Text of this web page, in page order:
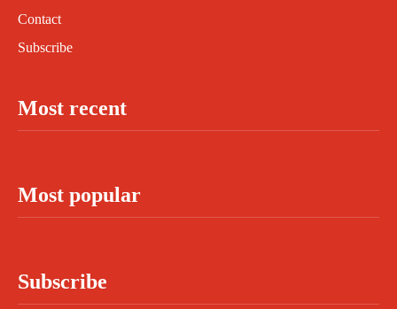
Contact
Subscribe
Most recent
Most popular
Subscribe